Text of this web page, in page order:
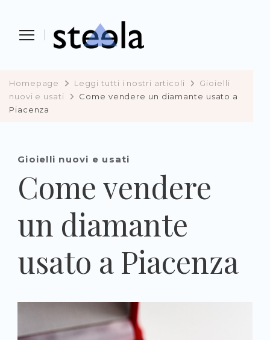
Homepage Leggi tutti i nostri articoli
Gioielli
nuovi e usati
Come vendere un diamante usato a
Piacenza
Gioielli nuovi e usati
Come vendere
un diamante
usato a Piacenza